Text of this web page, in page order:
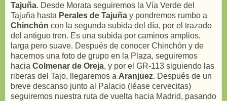
Tajuña. Desde Morata seguiremos la Vía Verde del
Tajuña hasta Perales de Tajuña y pondremos rumbo a
Chinchón con la segunda subida del día, por el trazado
del antiguo tren. Es una subida por caminos amplios,
larga pero suave. Después de conocer Chinchón y de
hacernos una foto de grupo en la Plaza, seguiremos
hacia Colmenar de Oreja, y por el GR-113 siguiendo las
riberas del Tajo, llegaremos a Aranjuez. Después de un
breve descanso junto al Palacio (léase cervecitas)
seguiremos nuestra ruta de vuelta hacia Madrid, pasando